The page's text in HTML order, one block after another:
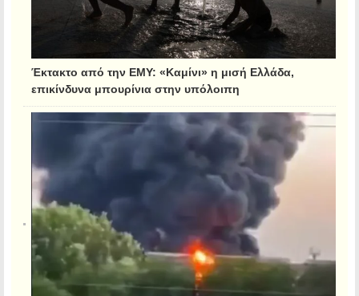
Έκτακτο από την ΕΜΥ: «Καμίνι» η μισή Ελλάδα,
επικίνδυνα μπουρίνια στην υπόλοιπη